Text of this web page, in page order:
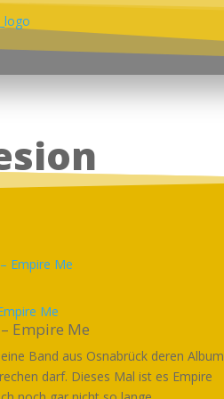
Me
Empire Me
Band aus Osnabrück deren Album
darf. Dieses Mal ist es Empire